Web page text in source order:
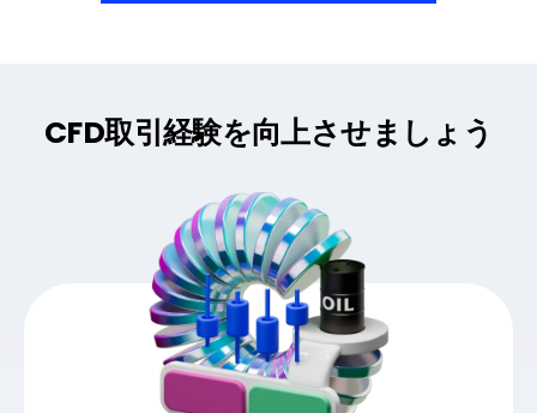
CFD取引経験を向上させましょう